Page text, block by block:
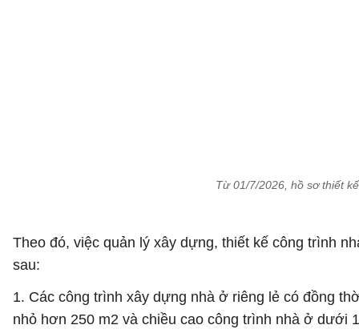
Từ 01/7/2026, hồ sơ thiết
Theo đó, việc quản lý xây dựng, thiết kế công trình
sau:
1. Các công trình xây dựng nhà ở riêng lẻ có đồng
nhỏ hơn 250 m2 và chiều cao công trình nhà ở